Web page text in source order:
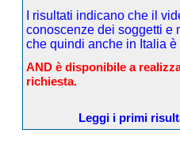
I risultati indicano che il
conoscenze dei soggetti e
che quindi anche in Italia
AND è disponibile a
richiesta.
Leggi i primi